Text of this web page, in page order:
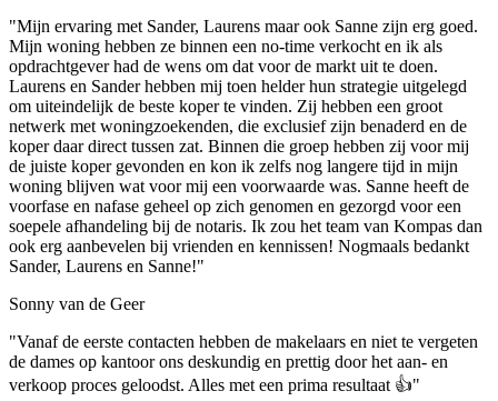
"Mijn ervaring met Sander, Laurens maar ook Sanne zijn erg goed.
Mijn woning hebben ze binnen een no-time verkocht en ik als
opdrachtgever had de wens om dat voor de markt uit te doen.
Laurens en Sander hebben mij toen helder hun strategie uitgelegd
om uiteindelijk de beste koper te vinden. Zij hebben een groot
netwerk met woningzoekenden, die exclusief zijn benaderd en de
koper daar direct tussen zat. Binnen die groep hebben zij voor mij
de juiste koper gevonden en kon ik zelfs nog langere tijd in mijn
woning blijven wat voor mij een voorwaarde was. Sanne heeft de
voorfase en nafase geheel op zich genomen en gezorgd voor een
soepele afhandeling bij de notaris. Ik zou het team van Kompas dan
ook erg aanbevelen bij vrienden en kennissen! Nogmaals bedankt
Sander, Laurens en Sanne!"
Sonny van de Geer
"Vanaf de eerste contacten hebben de makelaars en niet te vergeten
de dames op kantoor ons deskundig en prettig door het aan- en
verkoop proces geloodst. Alles met een prima resultaat 👍"